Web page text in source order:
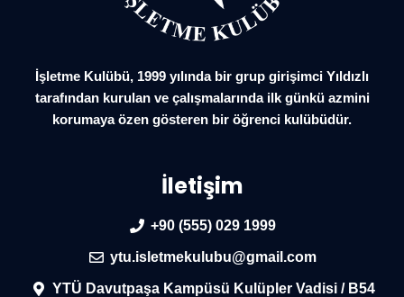
İşletme Kulübü, 1999 yılında bir grup girişimci Yıldızlı
tarafından kurulan ve çalışmalarında ilk günkü azmini
korumaya özen gösteren bir öğrenci kulübüdür.
İletişim
+90 (555) 029 1999
ytu.isletmekulubu@gmail.com
YTÜ Davutpaşa Kampüsü Kulüpler Vadisi / B54